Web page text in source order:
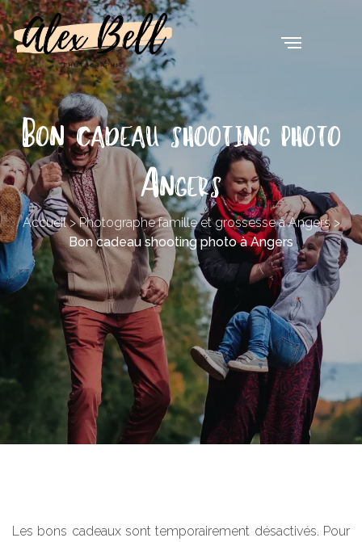
Bon cadeau shooting photo
Angers
Accueil>Photographe famille et grossesse à Angers>
Bon cadeau shooting photo à Angers
Les bons cadeaux sont temporairement désactivés. Pour